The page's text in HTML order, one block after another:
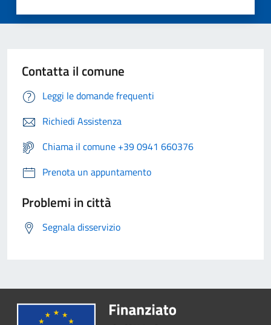
Contatta il comune
Leggi le domande frequenti
Richiedi Assistenza
Chiama il comune +39 0941 660376
Prenota un appuntamento
Problemi in città
Segnala disservizio